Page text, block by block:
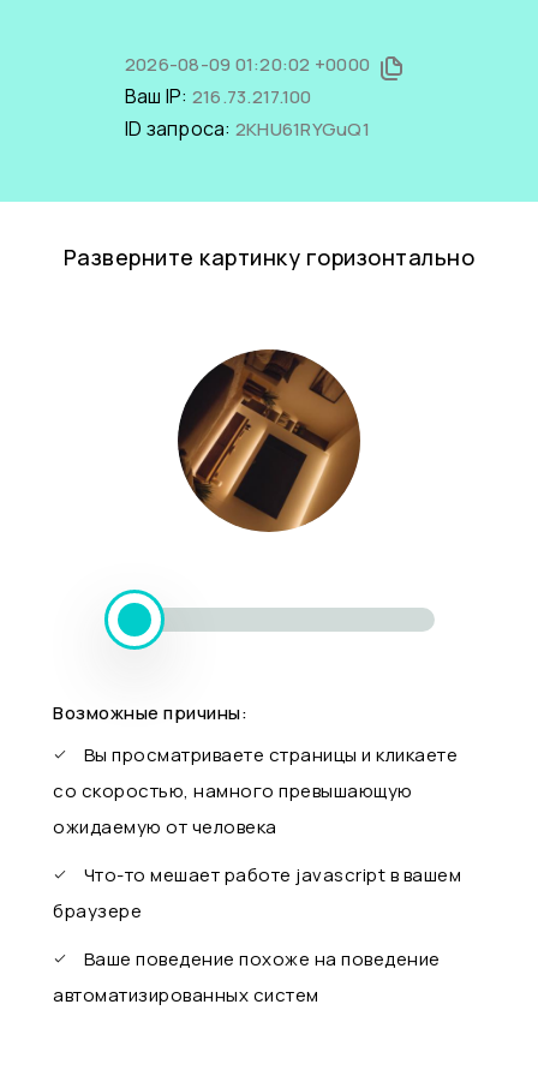
2026-08-09 01:20:02 +0000
Ваш IP: 216.73.217.100
ID запроса: 2KHU61RYGuQ1
Разверните картинку горизонтально
Возможные причины:
Вы просматриваете страницы и кликаете
со скоростью, намного превышающую
ожидаемую от человека
Что-то мешает работе javascript в вашем
браузере
Ваше поведение похоже на поведение
автоматизированных систем